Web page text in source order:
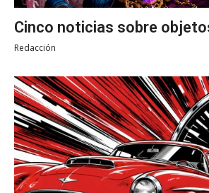
Cinco noticias sobre
Redacción